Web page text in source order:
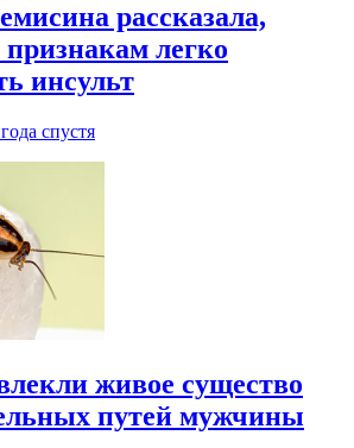
рассказала,
легко
инсульт
спустя
живое существо
путей мужчины